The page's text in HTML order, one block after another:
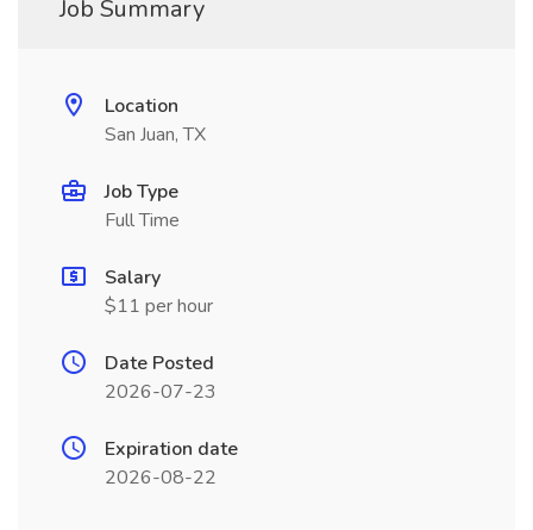
Job Summary
Location
San Juan, TX
Job Type
Full Time
Salary
$11 per hour
Date Posted
2026-07-23
Expiration date
2026-08-22